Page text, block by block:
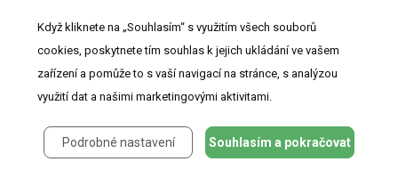
Nejčtenější v tomto čísle
Když kliknete na „Souhlasím“ s využitím všech souborů
cookies, poskytnete tím souhlas k jejich ukládání ve vašem
zařízení a pomůže to s vaší navigací na stránce, s analýzou
využití dat a našimi marketingovými aktivitami.
Podrobné nastavení Souhlasím a pokračovat